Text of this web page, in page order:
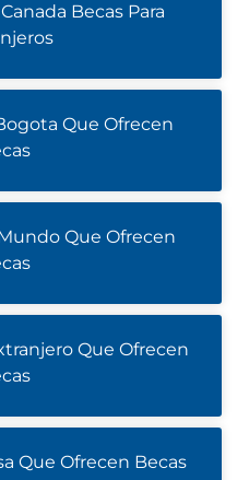
Becas Para
Que Ofrecen
Que Ofrecen
Que Ofrecen
Que Ofrecen Becas